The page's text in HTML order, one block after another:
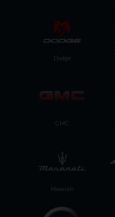
Maserati
Dodge
GMC